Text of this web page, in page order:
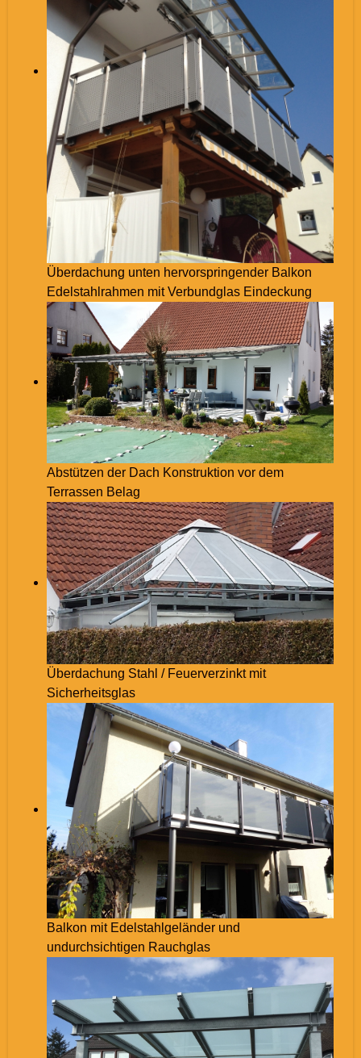
Überdachung unten hervorspringender Balkon
Edelstahlrahmen mit Verbundglas Eindeckung
Abstützen der Dach Konstruktion vor dem
Terrassen Belag
Überdachung Stahl / Feuerverzinkt mit
Sicherheitsglas
Balkon mit Edelstahlgeländer und
undurchsichtigen Rauchglas